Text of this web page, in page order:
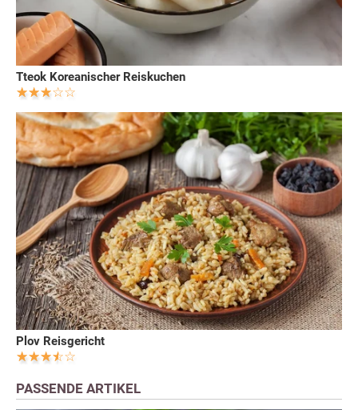
Tteok Koreanischer Reiskuchen
Plov Reisgericht
PASSENDE ARTIKEL